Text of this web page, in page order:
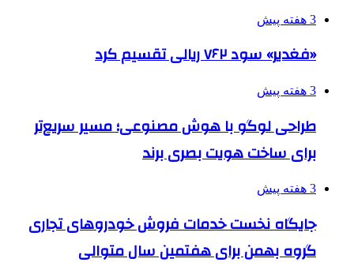
3 هفته پیش
«فغدیر» سود ۷۶۲ ریالی تقسیم کرد
3 هفته پیش
طراحی لوگو با هوش مصنوعی؛ مسیر سریع‌تر
برای ساخت هویت بصری برند
3 هفته پیش
جایگاه نخست خدمات فروش خودروهای تجاری
گروه بهمن برای هفتمین سال متوالی